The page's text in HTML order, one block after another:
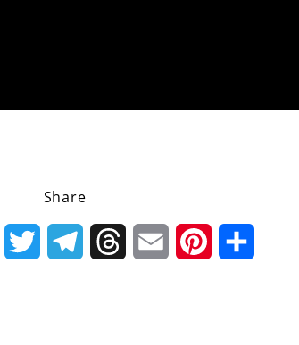
Share
Twitter TelegramThreadsEmail Pinterest